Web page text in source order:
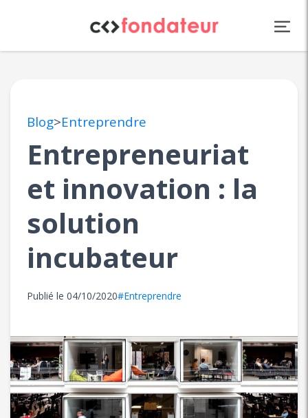
Blog>Entreprendre
Entrepreneuriat
et innovation : la
solution
incubateur
Publié le 04/10/2020#Entreprendre